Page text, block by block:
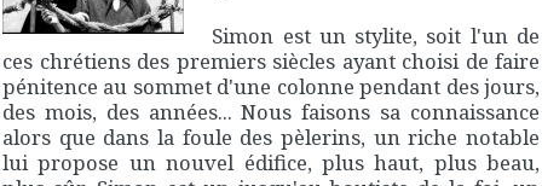
Simon est un stylite, soit l'un de
ces chrétiens des premiers siècles ayant choisi de faire
pénitence au sommet d'une colonne pendant des jours,
des mois, des années... Nous faisons sa connaissance
alors que dans la foule des pèlerins, un riche notable
lui propose un nouvel édifice, plus haut, plus beau,